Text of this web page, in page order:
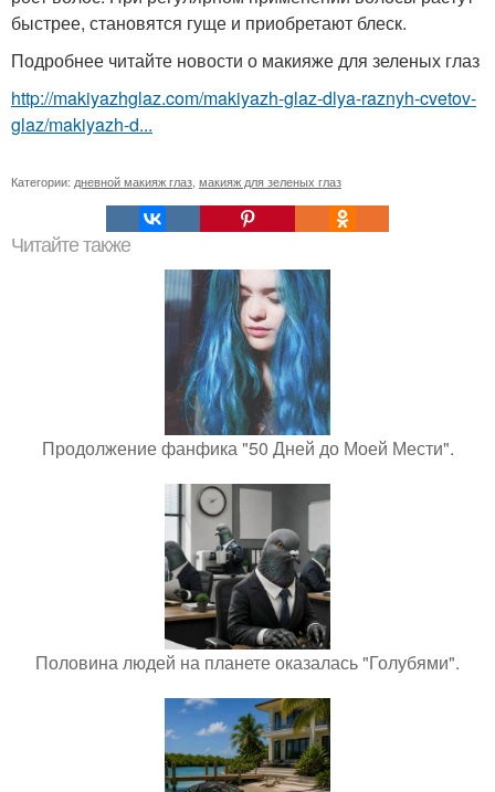
быстрее, становятся гуще и приобретают блеск.
Подробнее читайте новости о макияже для зеленых глаз
http://makiyazhglaz.com/makiyazh-glaz-dlya-raznyh-cvetov-
glaz/makiyazh-d...
Категории: дневной макияж глаз макияж для зеленых глаз
Читайте также
Продолжение фанфика "50 Дней до Моей Мести".
Половина людей на планете оказалась "Голубями".